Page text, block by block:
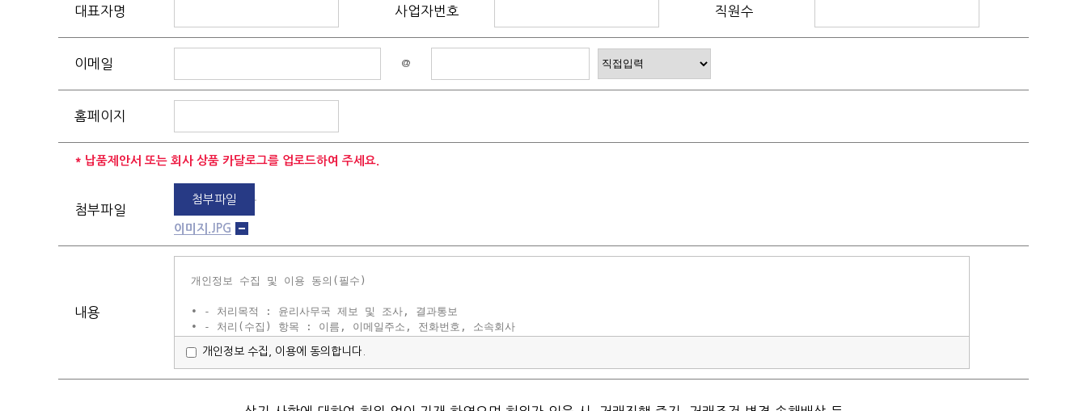
대표자명 사업자번호 직원수
이메일 @
홈페이지
첨부파일
첨부파일
이미지.JPG
* 납품제안서 또는 회사 상품 카달로그를 업로드하여 주세요.
내용
개인정보 수집, 이용에 동의합니다.